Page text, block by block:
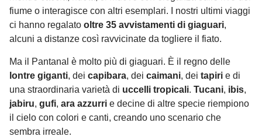
fiume o interagisce con altri esemplari. I nostri ultimi viaggi
ci hanno regalato oltre 35 avvistamenti di giaguari,
alcuni a distanze così ravvicinate da togliere il fiato.
Ma il Pantanal è molto più di giaguari. È il regno delle
lontre giganti, dei capibara, dei caimani, dei tapiri e di
una straordinaria varietà di uccelli tropicali. Tucani, ibis,
jabiru, gufi, ara azzurri e decine di altre specie riempiono
il cielo con colori e canti, creando uno scenario che
sembra irreale.